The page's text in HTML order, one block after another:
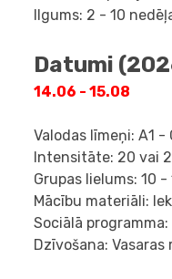
Ilgums: 2 - 10
Datumi
14.06 - 15.08
Valodas līmeņi: А1 -
Intensitāte: 20 vai
Grupas lielums: 10
Mācību materiāli:
Sociālā
Dzīvošana: